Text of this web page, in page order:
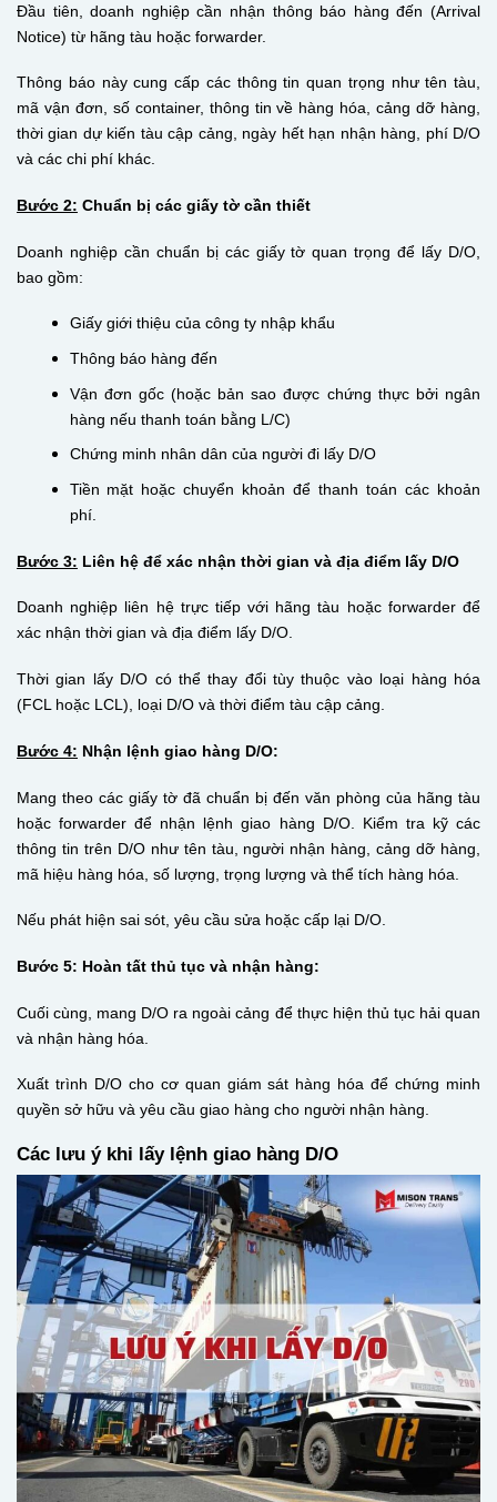
Đầu tiên, doanh nghiệp cần nhận thông báo hàng đến (Arrival
Notice) từ hãng tàu hoặc forwarder.
Thông báo này cung cấp các thông tin quan trọng như tên tàu,
mã vận đơn, số container, thông tin về hàng hóa, cảng dỡ hàng,
thời gian dự kiến tàu cập cảng, ngày hết hạn nhận hàng, phí D/O
và các chi phí khác.
Bước 2: Chuẩn bị các giấy tờ cần thiết
Doanh nghiệp cần chuẩn bị các giấy tờ quan trọng để lấy D/O,
bao gồm:
Giấy giới thiệu của công ty nhập khẩu
Thông báo hàng đến
Vận đơn gốc (hoặc bản sao được chứng thực bởi ngân
hàng nếu thanh toán bằng L/C)
Chứng minh nhân dân của người đi lấy D/O
Tiền mặt hoặc chuyển khoản để thanh toán các khoản
phí.
Bước 3: Liên hệ để xác nhận thời gian và địa điểm lấy D/O
Doanh nghiệp liên hệ trực tiếp với hãng tàu hoặc forwarder để
xác nhận thời gian và địa điểm lấy D/O.
Thời gian lấy D/O có thể thay đổi tùy thuộc vào loại hàng hóa
(FCL hoặc LCL ), loại D/O và thời điểm tàu cập cảng.
Bước 4: Nhận lệnh giao hàng D/O:
Mang theo các giấy tờ đã chuẩn bị đến văn phòng của hãng tàu
hoặc forwarder để nhận lệnh giao hàng D/O. Kiểm tra kỹ các
thông tin trên D/O như tên tàu, người nhận hàng, cảng dỡ hàng,
mã hiệu hàng hóa, số lượng, trọng lượng và thể tích hàng hóa.
Nếu phát hiện sai sót, yêu cầu sửa hoặc cấp lại D/O.
Bước 5: Hoàn tất thủ tục và nhận hàng:
Cuối cùng, mang D/O ra ngoài cảng để thực hiện thủ tục hải quan
và nhận hàng hóa.
Xuất trình D/O cho cơ quan giám sát hàng hóa để chứng minh
quyền sở hữu và yêu cầu giao hàng cho người nhận hàng.
Các lưu ý khi lấy lệnh giao hàng D/O